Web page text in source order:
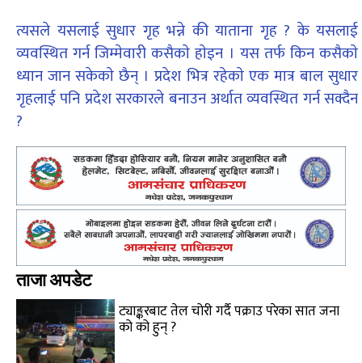
त्यसले यसलाई सुधार गृह भन्ने की याताना गृह ? के यसलाई
व्यवस्थित गर्न जिम्मेवारी कसैकाे हाेइन । यस तर्फ किन कसैकाे
ध्यान जान सकेकाे छैन् । प्रदेश भित्र रहेकाे एक मात्र बाल सुधार
गृहलाई पनि प्रदेश सरकारले बनाउन अर्थात व्यवस्थित गर्न सक्दैन
?
ताजा अपडेट
ट्याङ्करबाट तेल चोरी गर्दै पक्राउ परेका सात जना
को को हुन् ?